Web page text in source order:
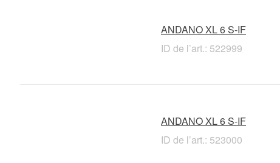
ANDANO XL 6 S-IF
ID de l’art.: 522999
ANDANO XL 6 S-IF
ID de l’art.: 523000